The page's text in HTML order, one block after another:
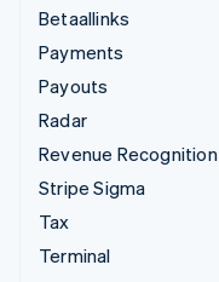
Betaallinks
Payments
Payouts
Radar
Revenue Recognition
Stripe Sigma
Tax
Terminal